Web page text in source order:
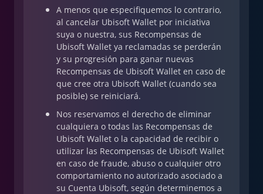
A menos que especifiquemos lo contrario,
al cancelar Ubisoft Wallet por iniciativa
suya o nuestra, sus Recompensas de
Ubisoft Wallet ya reclamadas se perderán
y su progresión para ganar nuevas
Recompensas de Ubisoft Wallet en caso de
que cree otra Ubisoft Wallet (cuando sea
posible) se reiniciará.
Nos reservamos el derecho de eliminar
cualquiera o todas las Recompensas de
Ubisoft Wallet o la capacidad de recibir o
utilizar las Recompensas de Ubisoft Wallet
en caso de fraude, abuso o cualquier otro
comportamiento no autorizado asociado a
su Cuenta Ubisoft, según determinemos a